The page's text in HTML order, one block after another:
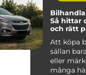
Så hittar
och rätt
Att köpa
sällan
eller
många